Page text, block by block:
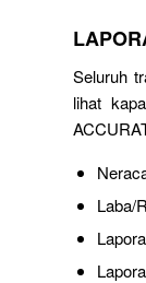
Seluruh
lihat
Laba/